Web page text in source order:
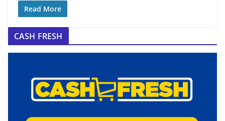
Read More
CASH FRESH